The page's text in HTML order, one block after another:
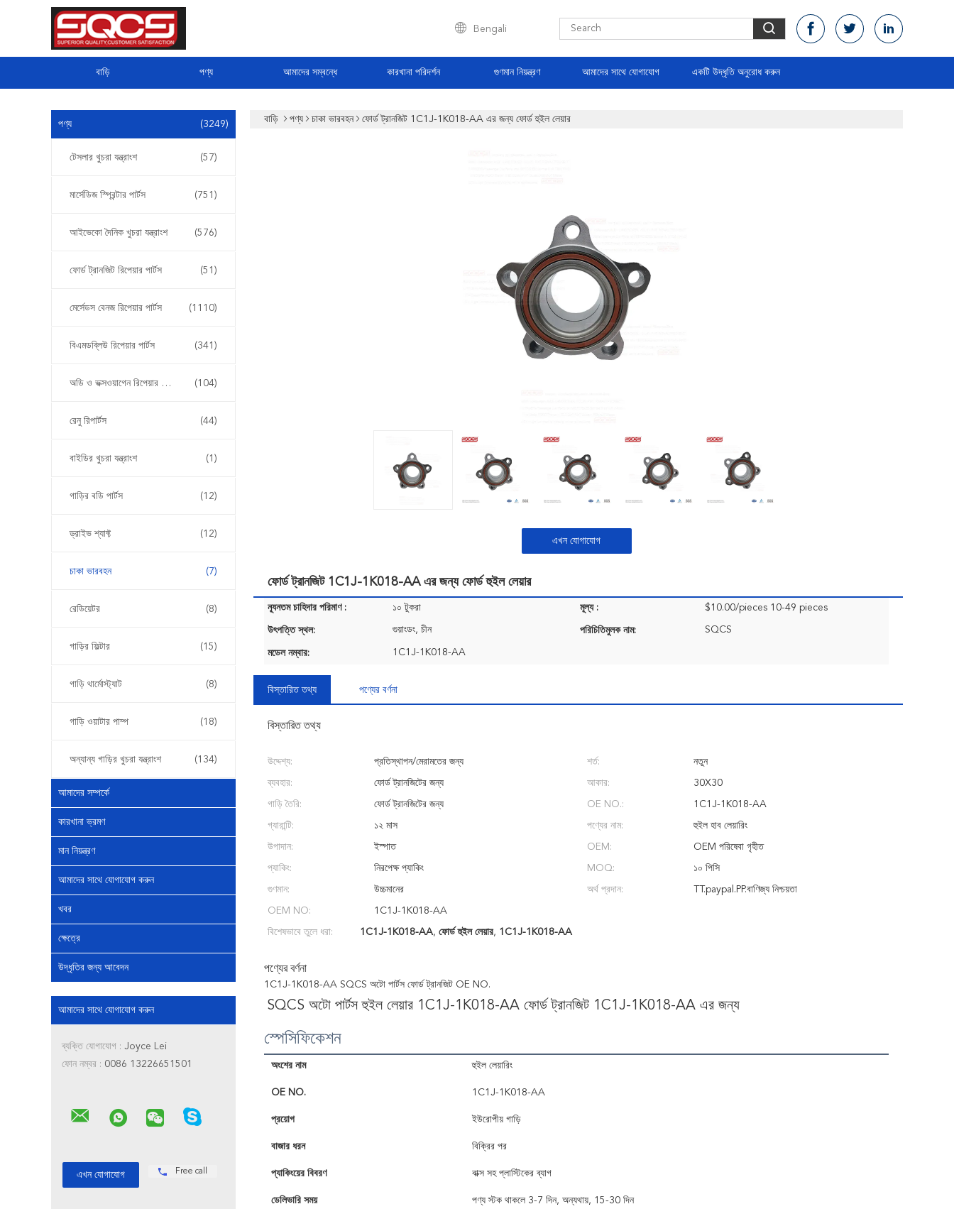
Bengali
বাড়ি পণ্য আমাদের সম্বন্ধে কারখানা পরিদর্শন গুণমান নিয়ন্ত্রণ আমাদের সাথে যোগাযোগ একটি উদ্ধৃতি অনুরোধ করুন
পণ্য (3249)
টেসলার খুচরা যন্ত্রাংশ (57)
মার্সেডিজ স্প্রিন্টার পার্টস (751)
আইভেকো দৈনিক খুচরা যন্ত্রাংশ (576)
ফোর্ড ট্রানজিট রিপেয়ার পার্টস (51)
মের্সেডস বেনজ রিপেয়ার পার্টস (1110)
বিএমডব্লিউ রিপেয়ার পার্টস (341)
অডি ও ভক্সওয়াগেন রিপেয়ার পার্টস (104)
রেনু রিপার্টস (44)
বাইডির খুচরা যন্ত্রাংশ (1)
গাড়ির বডি পার্টস (12)
ড্রাইভ শ্যাফ্ট (12)
চাকা ভারবহন (7)
রেডিয়েটর (8)
গাড়ির ফিল্টার (15)
গাড়ি থার্মোস্ট্যাট (8)
গাড়ি ওয়াটার পাম্প (18)
অন্যান্য গাড়ির খুচরা যন্ত্রাংশ (134)
আমাদের সম্পর্কে
কারখানা ভ্রমণ
মান নিয়ন্ত্রণ
আমাদের সাথে যোগাযোগ করুন
খবর
ক্ষেত্রে
উদ্ধৃতির জন্য আবেদন
আমাদের সাথে যোগাযোগ করুন
ব্যক্তি যোগাযোগ : Joyce Lei
ফোন নম্বর : 0086 13226651501
Free call
বাড়ি পণ্য চাকা ভারবহন ফোর্ড ট্রানজিট 1C1J-1K018-AA এর জন্য ফোর্ড হুইল লেয়ার
এখন যোগাযোগ
ফোর্ড ট্রানজিট 1C1J-1K018-AA এর জন্য ফোর্ড হুইল লেয়ার
ন্যূনতম চাহিদার পরিমাণ : ১০ টুকরা মূল্য : $10.00/pieces 10-49 pieces
উৎপত্তি স্থল: গুয়াংডং, চীন পরিচিতিমুলক নাম: SQCS
মডেল নম্বার: 1C1J-1K018-AA
বিস্তারিত তথ্য পণ্যের বর্ণনা
বিস্তারিত তথ্য
উদ্দেশ্য: প্রতিস্থাপন/মেরামতের জন্য শর্ত: নতুন
ব্যবহার: ফোর্ড ট্রানজিটের জন্য আকার: 30X30
গাড়ি তৈরি: ফোর্ড ট্রানজিটের জন্য OE NO.: 1C1J-1K018-AA
গ্যারান্টি: ১২ মাস পণ্যের নাম: হুইল হাব লেয়ারিং
উপাদান: ইস্পাত OEM: OEM পরিষেবা গৃহীত
প্যাকিং: নিরপেক্ষ প্যাকিং MOQ: ১০ পিসি
গুণমান: উচ্চমানের অর্থ প্রদান: TT.paypal.PP.বাণিজ্য নিশ্চয়তা
OEM NO: 1C1J-1K018-AA
বিশেষভাবে তুলে ধরা: 1C1J-1K018-AA, ফোর্ড হুইল লেয়ার, 1C1J-1K018-AA
পণ্যের বর্ণনা
1C1J-1K018-AA SQCS অটো পার্টস ফোর্ড ট্রানজিট OE NO.
SQCS অটো পার্টস হুইল লেয়ার 1C1J-1K018-AA ফোর্ড ট্রানজিট 1C1J-1K018-AA এর জন্য
স্পেসিফিকেশন
অংশের নাম হুইল লেয়ারিং
OE NO. 1C1J-1K018-AA
প্রয়োগ ইউরোপীয় গাড়ি
বাজার ধরন বিক্রির পর
প্যাকিংয়ের বিবরণ বাক্স সহ প্লাস্টিকের ব্যাগ
ডেলিভারি সময় পণ্য স্টক থাকলে 3-7 দিন, অন্যথায়, 15-30 দিন